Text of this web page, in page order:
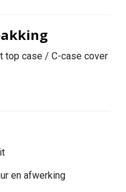
top case / C-case cover
en afwerking